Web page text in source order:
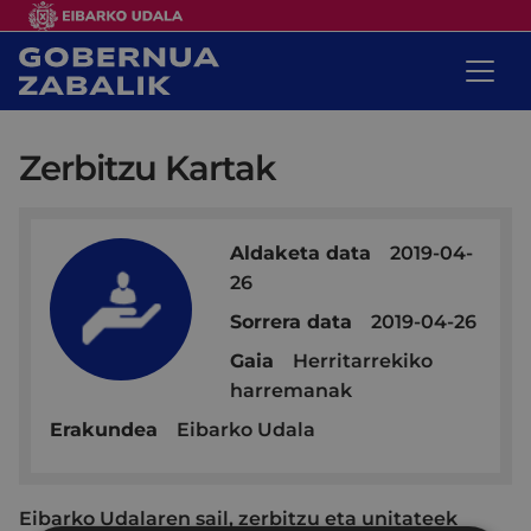
Zerbitzu Kartak
Aldaketa data
2019-04-
26
Sorrera data
2019-04-26
Gaia
Herritarrekiko
harremanak
Erakundea
Eibarko Udala
Eibarko Udalaren sail, zerbitzu eta unitateek